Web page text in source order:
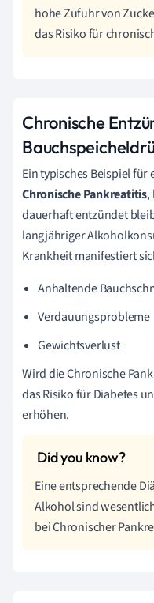
hohe Zufuhr von
das Risiko für
Chronische
Ein typisches Beispiel
Chronische Pankreatitis,
dauerhaft entzündet
langjähriger
Krankheit manifestiert
Anhaltende
Verdauungsprobleme
Gewichtsverlust
Wird die Chronische
das Risiko für Diabetes
erhöhen.
Eine entsprechende
Alkohol sind
bei Chronischer